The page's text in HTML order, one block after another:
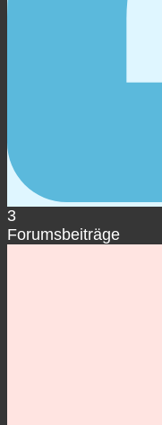
3
Forumsbeiträge